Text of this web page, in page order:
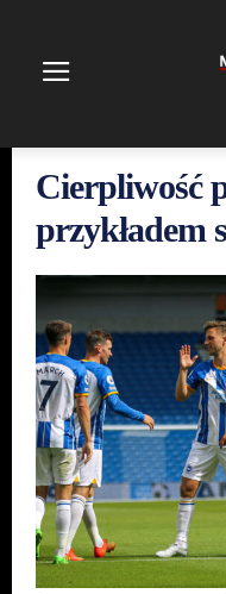
Cierpliwość
przykładem